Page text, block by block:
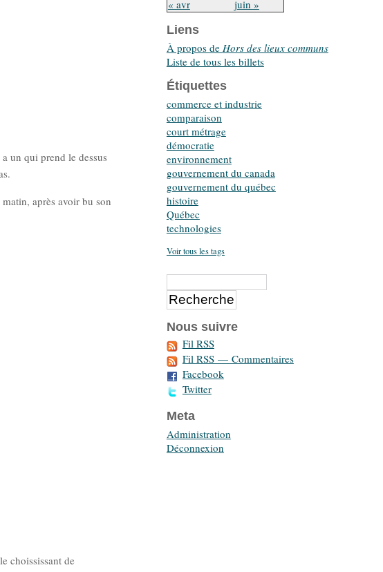
un qui prend le dessus
après avoir bu son
choississant de
« avr juin »
Liens
À propos de Hors des lieux communs
Liste de tous les billets
Étiquettes
commerce et industrie
comparaison
court métrage
démocratie
environnement
gouvernement du canada
gouvernement du québec
histoire
Québec
technologies
Voir tous les tags
Nous suivre
Fil RSS
Fil RSS — Commentaires
Facebook
Twitter
Meta
Administration
Déconnexion